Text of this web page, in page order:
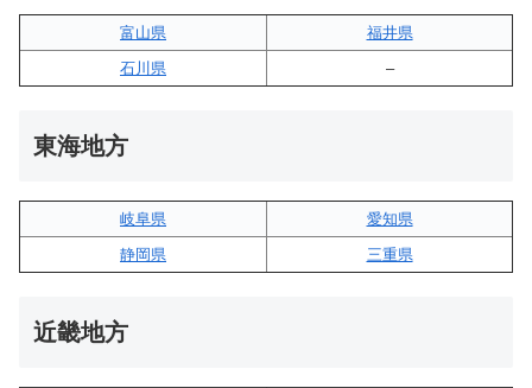
富山県
福井県
石川県
–
東海地方
岐阜県
愛知県
静岡県
三重県
近畿地方